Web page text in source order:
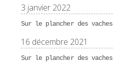
3 janvier 2022
Sur le plancher des vaches
16 décembre 2021
Sur le plancher des vaches